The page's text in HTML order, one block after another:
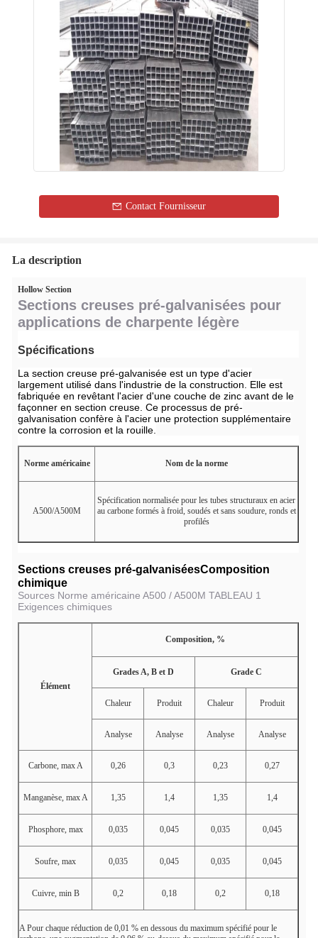
Contact Fournisseur
La description
Hollow Section
Sections creuses pré-galvanisées pour
applications de charpente légère
Spécifications
La section creuse pré-galvanisée est un type d'acier
largement utilisé dans l'industrie de la construction. Elle est
fabriquée en revêtant l'acier d'une couche de zinc avant de le
façonner en section creuse. Ce processus de pré-
galvanisation confère à l'acier une protection supplémentaire
contre la corrosion et la rouille.
Norme américaine Nom de la norme
A500/A500M
Spécification normalisée pour les tubes structuraux en acier
au carbone formés à froid, soudés et sans soudure, ronds et
profilés
Sections creuses pré-galvaniséesComposition
chimique
Sources Norme américaine A500 / A500M TABLEAU 1
Exigences chimiques
Élément
Composition, %
Grades A, B et D Grade C
Chaleur Produit Chaleur Produit
Analyse Analyse Analyse Analyse
Carbone, maxA 0,26 0,3 0,23 0,27
Manganèse, maxA 1,35 1,4 1,35 1,4
Phosphore, max 0,035 0,045 0,035 0,045
Soufre, max 0,035 0,045 0,035 0,045
Cuivre, min B 0,2 0,18 0,2 0,18
A Pour chaque réduction de 0,01 % en dessous du maximum spécifié pour le